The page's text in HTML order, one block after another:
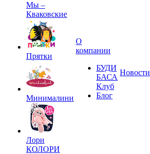
Мы –
Кваковские
Прятки
Минималини
Лори
КОЛОРИ
О
компании
БУДИ
БАСА
Клуб
Блог
Новости